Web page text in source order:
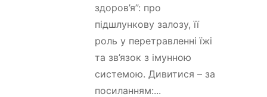
здоров’я”: про
підшлункову залозу, її
роль у перетравленні їжі
та зв’язок з імунною
системою. Дивитися – за
посиланням:...